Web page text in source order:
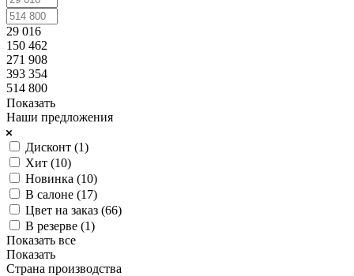
29 016
150 462
271 908
393 354
514 800
Показать
Наши предложения
Дисконт (1)
Хит (10)
Новинка (10)
В салоне (17)
Цвет на заказ (66)
В резерве (1)
Показать все
Показать
Страна производства